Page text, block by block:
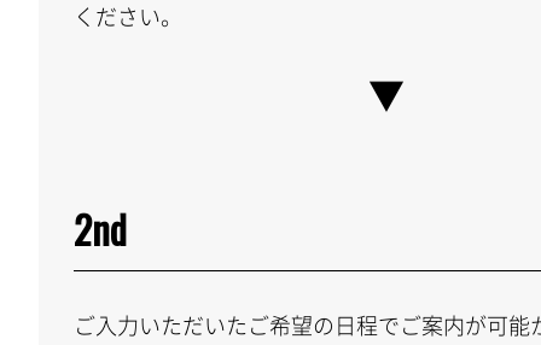
ください。
2nd
ご入力いただいたご希望の日程でご案内が可能